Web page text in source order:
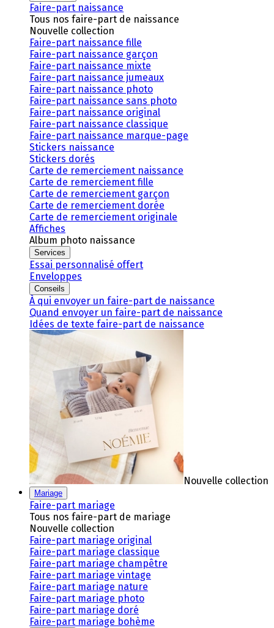
Faire-part naissance
Tous nos faire-part de naissance
Nouvelle collection
Faire-part naissance fille
Faire-part naissance garçon
Faire-part naissance mixte
Faire-part naissance jumeaux
Faire-part naissance photo
Faire-part naissance sans photo
Faire-part naissance original
Faire-part naissance classique
Faire-part naissance marque-page
Stickers naissance
Stickers dorés
Carte de remerciement naissance
Carte de remerciement fille
Carte de remerciement garçon
Carte de remerciement dorée
Carte de remerciement originale
Affiches
Album photo naissance
Services
Essai personnalisé offert
Enveloppes
Conseils
À qui envoyer un faire-part de naissance
Quand envoyer un faire-part de naissance
Idées de texte faire-part de naissance
Nouvelle collection
Mariage
Faire-part mariage
Tous nos faire-part de mariage
Nouvelle collection
Faire-part mariage original
Faire-part mariage classique
Faire-part mariage champêtre
Faire-part mariage vintage
Faire-part mariage nature
Faire-part mariage photo
Faire-part mariage doré
Faire-part mariage bohème